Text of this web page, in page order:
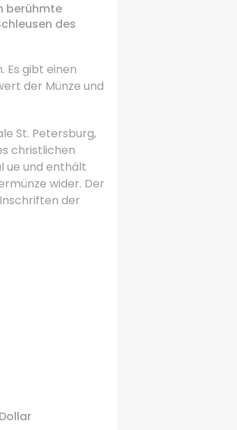
berühmte
des
Es gibt einen
der Münze und
St. Petersburg,
christlichen
ue und enthält
wider. Der
der
Dollar